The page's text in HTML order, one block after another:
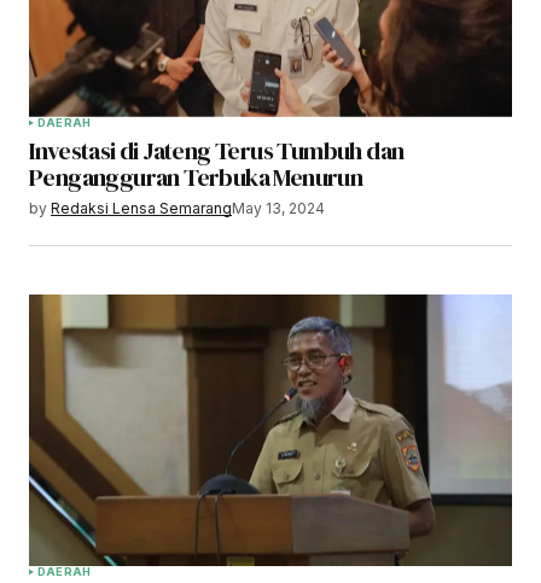
DAERAH
Investasi di Jateng Terus Tumbuh dan
Pengangguran Terbuka Menurun
by Redaksi Lensa SemarangMay 13, 2024
DAERAH